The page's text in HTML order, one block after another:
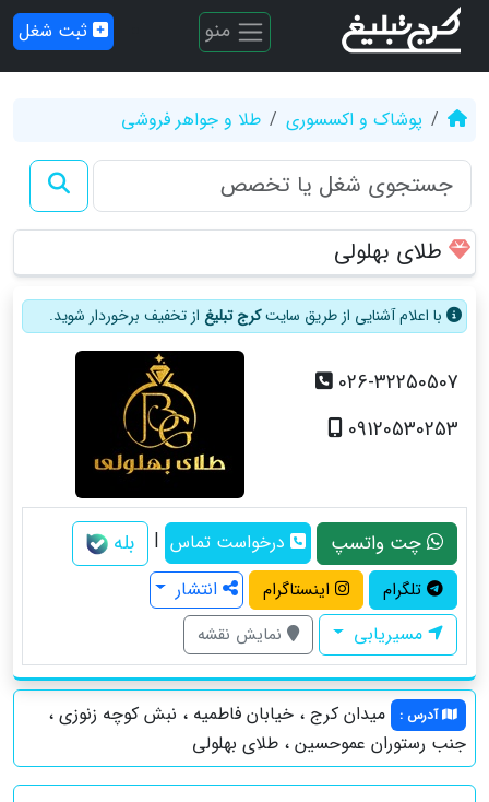
منو ثبت شغل
پوشاک و اکسسوری طلا و جواهر فروشی
طلای بهلولی
با اعلام آشنایی از طریق سایتکرج تبلیغ از تخفیف برخوردار شوید.
026-32250507
09120530253
چت واتسپ درخواست تماس | بله
تلگرام اینستاگرام
انتشار
مسیریابی
نمایش نقشه
آدرس :
میدان کرج ، خیابان فاطمیه ، نبش کوچه زنوزی ،
جنب رستوران عموحسین ، طلای بهلولی